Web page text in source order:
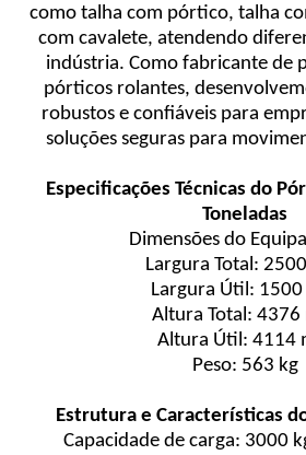
como talha com pórtico, talha
com cavalete, atendendo
indústria. Como fabricante de
pórticos rolantes,
robustos e confiáveis para
soluções seguras para
Especificações Técnicas do
Toneladas
Dimensões do
Largura Total:
Largura Útil:
Altura Total: 4376
Altura Útil: 4114
Peso: 563 kg
Estrutura e Características
Capacidade de carga: 3000